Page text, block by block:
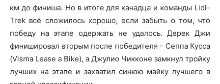
км до финиша. Но в итоге для канадца и команды Lidl-
Trek всё сложилось хорошо, если забыть о том, что
победу на этапе одержать не удалось. Дерек Джи
финишировал вторым после победителя – Сеппа Кусса
(Visma Lease a Bike), а Джулио Чикконе замкнул тройку
лучших на этапе и захватил синюю майку лучшего в